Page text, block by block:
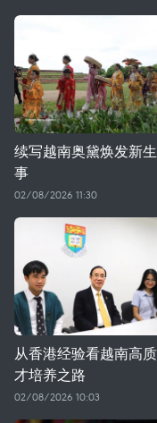
续写越南奥黛焕发新
事
02/08/2026 11:30
从香港经验看越南高
才培养之路
02/08/2026 10:03